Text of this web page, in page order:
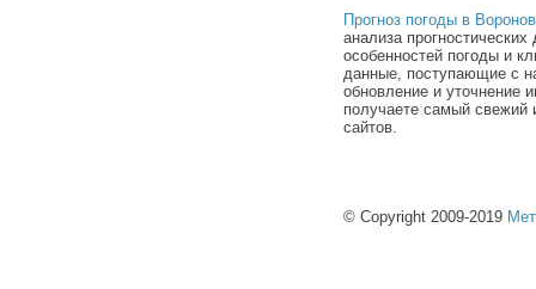
Прогноз погоды в
анализа
особенностей погоды и
данные, поступающие с
обновление и уточнение
получаете самый свежий
сайтов.
© Copyright 2009-2019